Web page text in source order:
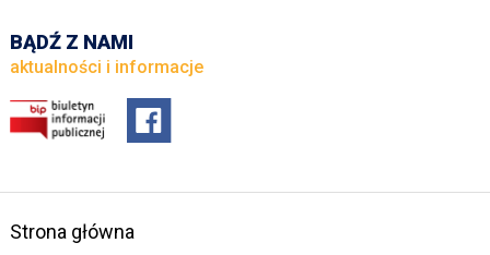
BĄDŹ Z NAMI
aktualności i informacje
Strona główna